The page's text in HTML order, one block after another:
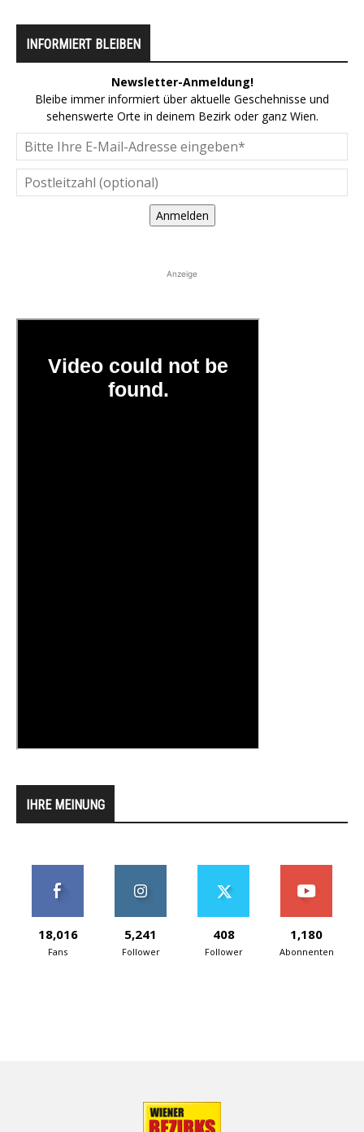
INFORMIERT BLEIBEN
Newsletter-Anmeldung!
Bleibe immer informiert über aktuelle Geschehnisse und
sehenswerte Orte in deinem Bezirk oder ganz Wien.
Anmelden
Anzeige
IHRE MEINUNG
18,016
Fans
5,241
Follower
408
Follower
1,180
Abonnenten